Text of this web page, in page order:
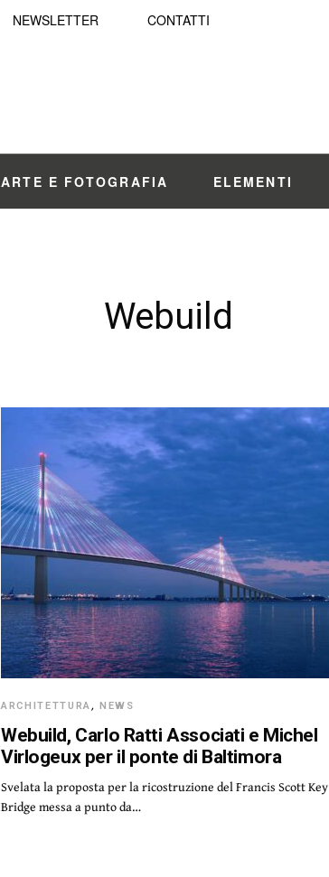
NEWSLETTER CONTATTI
ARTE E FOTOGRAFIA ELEMENTI
Webuild
ARCHITETTURA,NEWS
Webuild, Carlo Ratti Associati e Michel
Virlogeux per il ponte di Baltimora
Svelata la proposta per la ricostruzione del Francis Scott Key
Bridge messa a punto da…